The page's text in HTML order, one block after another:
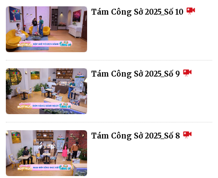
Tám Công Sở 2025_Số 10
Tám Công Sở 2025_Số 9
Tám Công Sở 2025_Số 8